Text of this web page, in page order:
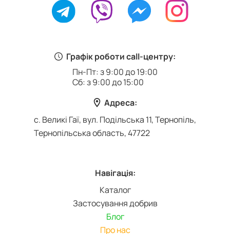
Графік роботи call-центру:
Пн-Пт: з 9:00 до 19:00
Сб: з 9:00 до 15:00
Адреса:
с. Великі Гаї, вул. Подільська 11, Тернопіль,
Тернопільська область, 47722
Навігація:
Каталог
Застосування добрив
Блог
Про нас